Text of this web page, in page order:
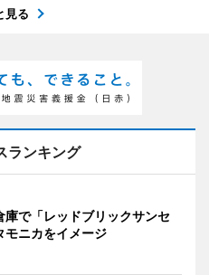
見る
ランキング
庫で「レッドブリックサンセ
ニカをイメージ